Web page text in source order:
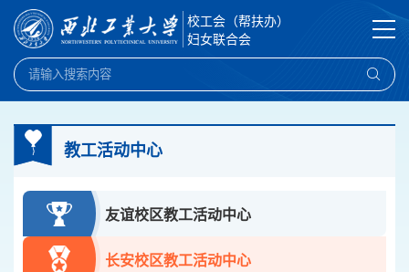
校工会（帮扶办）
妇女联合会
教工活动中心
友谊校区教工活动中心
长安校区教工活动中心